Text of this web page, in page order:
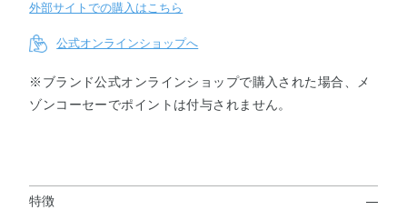
外部サイトでの購入はこちら
公式オンラインショップへ
※ブランド公式オンラインショップで購入された場合、メ
ゾンコーセーでポイントは付与されません。
特徴